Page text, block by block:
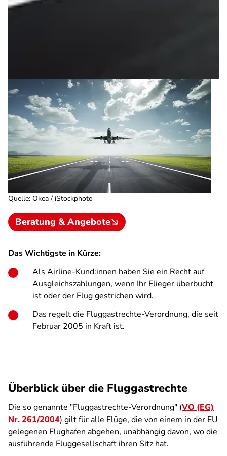
Quelle: Okea / iStockphoto
Beratung & Angebote
Das Wichtigste in Kürze:
Als Airline-Kund:innen haben Sie ein Recht auf
Ausgleichszahlungen, wenn Ihr Flieger überbucht
ist oder der Flug gestrichen wird.
Das regelt die Fluggastrechte-Verordnung, die seit
Februar 2005 in Kraft ist.
Überblick über die Fluggastrechte
Die so genannte "Fluggastrechte-Verordnung" (VO (EG)
Nr. 261/2004) gilt für alle Flüge, die von einem in der EU
gelegenen Flughafen abgehen, unabhängig davon, wo die
ausführende Fluggesellschaft ihren Sitz hat.